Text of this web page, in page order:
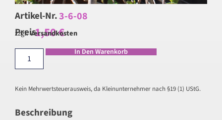
Artikel-Nr.3-6-08
Preis1,50€
zzgl.Versandkosten
In Den Warenkorb
Kein Mehrwertsteuerausweis, da Kleinunternehmer nach §19 (1) UStG.
Beschreibung